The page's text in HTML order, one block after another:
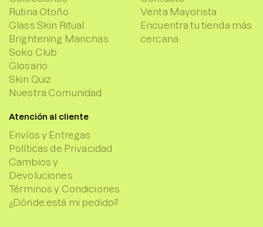
Rutina Otoño
Glass Skin Ritual
Brightening Manchas
Soko Club
Glosario
Skin Quiz
Nuestra Comunidad
Venta Mayorista
Encuentra tu tienda más
cercana
Atención al cliente
Envíos y Entregas
Políticas de Privacidad
Cambios y
Devoluciones
Términos y Condiciones
¿Dónde está mi pedido?